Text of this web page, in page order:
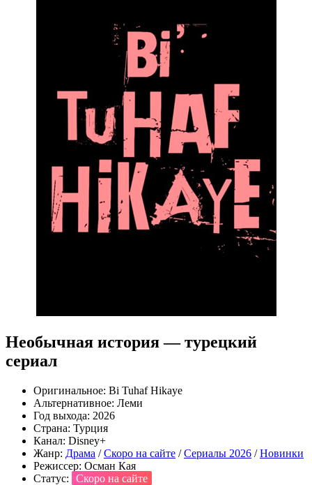
Необычная история — турецкий
сериал
Оригинальное: Bi Tuhaf Hikaye
Альтернативное: Леми
Год выхода: 2026
Страна: Турция
Канал: Disney+
Жанр: Драма /Скоро на сайте /Сериалы 2026 /Новинки
Режиссер: Осман Кая
Статус:
Cкоро на сайте